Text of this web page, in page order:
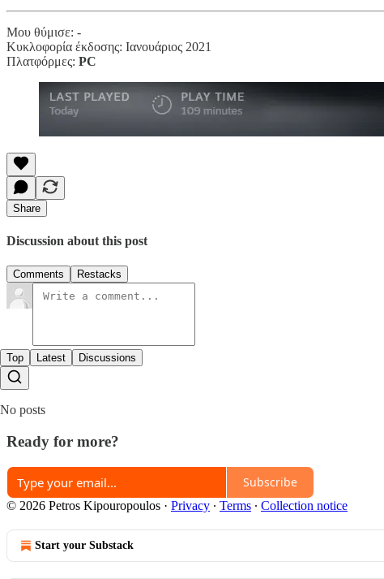
Μου θύμισε: -
Κυκλοφορία έκδοσης: Ιανουάριος 2021
Πλατφόρμες: PC
Share
Discussion about this post
Comments Restacks
Top Latest Discussions
No posts
Ready for more?
Subscribe
© 2026 Petros Kipouropoulos · Privacy ∙ Terms ∙ Collection notice
Start your Substack